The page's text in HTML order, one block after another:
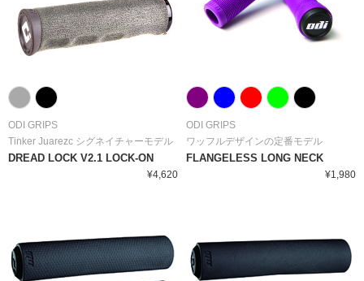
ODI GRIPS
Tinker Juarezc シグネイチャーモデル
DREAD LOCK V2.1 LOCK-ON
¥4,620
ODI GRIPS
ワッフルデザインの定番モデル
FLANGELESS LONG NECK
¥1,980